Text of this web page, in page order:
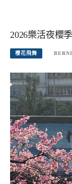
2026樂活夜櫻
櫻花飛舞